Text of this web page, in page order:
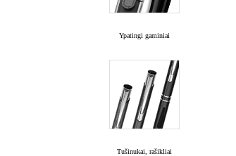
Ypatingi gaminiai
Tušinukai, rašikliai